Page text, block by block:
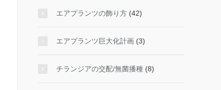
エアプランツの飾り方 (42)
エアプランツ巨大化計画 (3)
チランジアの交配/無菌播種 (8)